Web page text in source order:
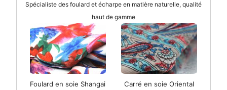
Spécialiste des foulard et écharpe en matière naturelle, qualité
haut de gamme
Foulard en soie Shangai
Carré en soie Oriental